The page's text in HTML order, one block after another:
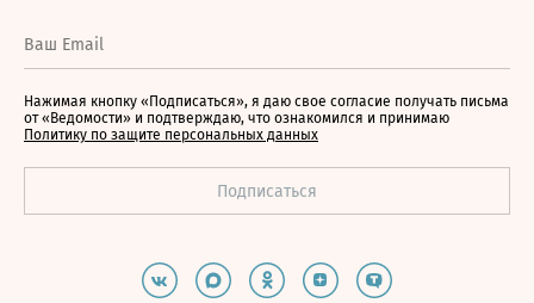
Нажимая кнопку «Подписаться», я даю свое согласие получать письма
от «Ведомости» и подтверждаю, что ознакомился и принимаю
Политику по защите персональных данных